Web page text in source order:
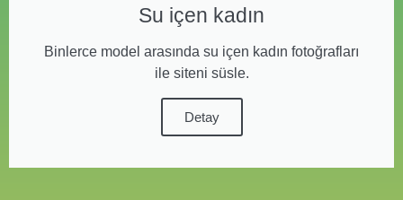
Su içen kadın
Binlerce model arasında su içen kadın fotoğrafları
ile siteni süsle.
Detay